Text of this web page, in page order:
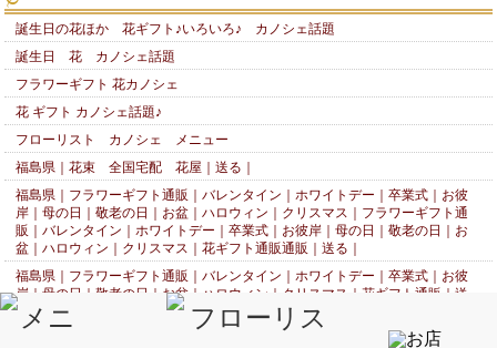
誕生日の花ほか 花ギフト♪いろいろ♪ カノシェ話題
誕生日 花 カノシェ話題
フラワーギフト 花カノシェ
花 ギフト カノシェ話題♪
フローリスト カノシェ メニュー
福島県｜花束 全国宅配 花屋｜送る｜
福島県｜フラワーギフト通販｜バレンタイン｜ホワイトデー｜卒業式｜お彼
岸｜母の日｜敬老の日｜お盆｜ハロウィン｜クリスマス｜フラワーギフト通
販｜バレンタイン｜ホワイトデー｜卒業式｜お彼岸｜母の日｜敬老の日｜お
盆｜ハロウィン｜クリスマス｜花ギフト通販通販｜送る｜
福島県｜フラワーギフト通販｜バレンタイン｜ホワイトデー｜卒業式｜お彼
岸｜母の日｜敬老の日｜お盆｜ハロウィン｜クリスマス｜花ギフト通販｜送
る｜
福島県｜誕生日プレゼント、バースデープレゼントの花ギフト｜フラワーギ